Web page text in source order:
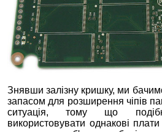
Знявши залізну кришку, ми
запасом для розширення чіпів
ситуація, тому що
використовувати однакові